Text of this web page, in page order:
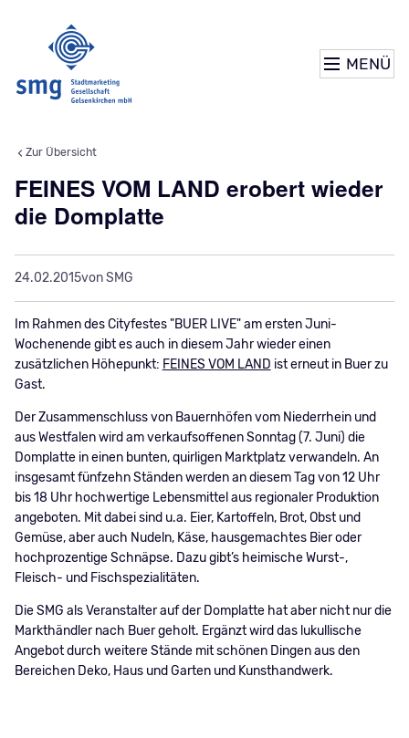
MENÜ
FEINES VOM LAND erobert wieder
die Domplatte
24.02.2015von SMG
Im Rahmen des Cityfestes "BUER LIVE" am ersten Juni-
Wochenende gibt es auch in diesem Jahr wieder einen
zusätzlichen Höhepunkt: FEINES VOM LAND ist erneut in Buer zu
Gast.
Der Zusammenschluss von Bauernhöfen vom Niederrhein und
aus Westfalen wird am verkaufsoffenen Sonntag (7. Juni) die
Domplatte in einen bunten, quirligen Marktplatz verwandeln. An
insgesamt fünfzehn Ständen werden an diesem Tag von 12 Uhr
bis 18 Uhr hochwertige Lebensmittel aus regionaler Produktion
angeboten. Mit dabei sind u.a. Eier, Kartoffeln, Brot, Obst und
Gemüse, aber auch Nudeln, Käse, hausgemachtes Bier oder
hochprozentige Schnäpse. Dazu gibt’s heimische Wurst-,
Fleisch- und Fischspezialitäten.
Die SMG als Veranstalter auf der Domplatte hat aber nicht nur die
Markthändler nach Buer geholt. Ergänzt wird das lukullische
Angebot durch weitere Stände mit schönen Dingen aus den
Bereichen Deko, Haus und Garten und Kunsthandwerk.
Zur Übersicht